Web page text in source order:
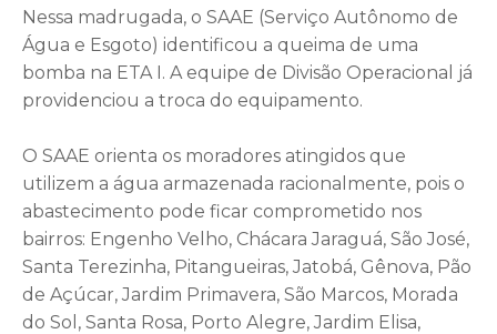
Nessa madrugada, o SAAE (Serviço Autônomo de
Água e Esgoto) identificou a queima de uma
bomba na ETA I. A equipe de Divisão Operacional já
providenciou a troca do equipamento.
O SAAE orienta os moradores atingidos que
utilizem a água armazenada racionalmente, pois o
abastecimento pode ficar comprometido nos
bairros: Engenho Velho, Chácara Jaraguá, São José,
Santa Terezinha, Pitangueiras, Jatobá, Gênova, Pão
de Açúcar, Jardim Primavera, São Marcos, Morada
do Sol, Santa Rosa, Porto Alegre, Jardim Elisa,